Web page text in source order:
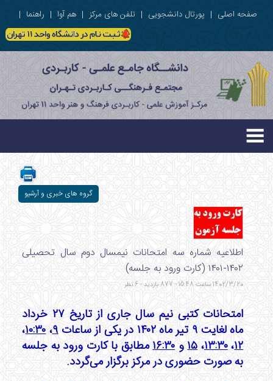
صفحه اصلی | پورتال دانشجویی | تلفن های مرکز | هم آوا | راهنما |
گروه های خبری و آرشیو
اطلاعیه شماره سه امتحانات نیمسال دوم سال تحصیلی
۱۴۰۲-۱۴۰۱ (کارت ورود به جلسه)
1402/3/20 ساعت 15:48 - 877 بازدید - 6 نظر
امتحانات کتبی نیم سال جاری از تاریخ ۲۷ خرداد
ماه لغایت ۹ تیر ماه ۱۴۰۲ در یکی از ساعات
۹،۱۰‌:۳۰،
۱۲،۱۳:۳۰،۱۵و۱۶:۳۰مطابق با کارت ورود به جلسه
به صورت حضوری در مرکز برگزار می‌گردد.